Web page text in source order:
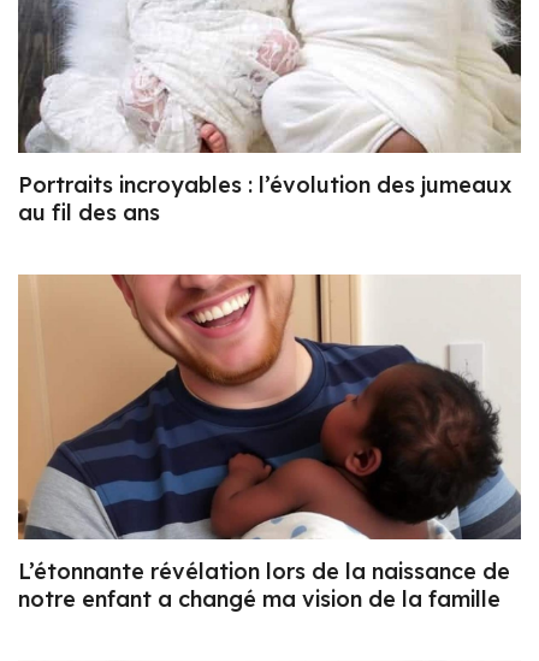
Portraits incroyables : l’évolution des jumeaux
au fil des ans
L’étonnante révélation lors de la naissance de
notre enfant a changé ma vision de la famille